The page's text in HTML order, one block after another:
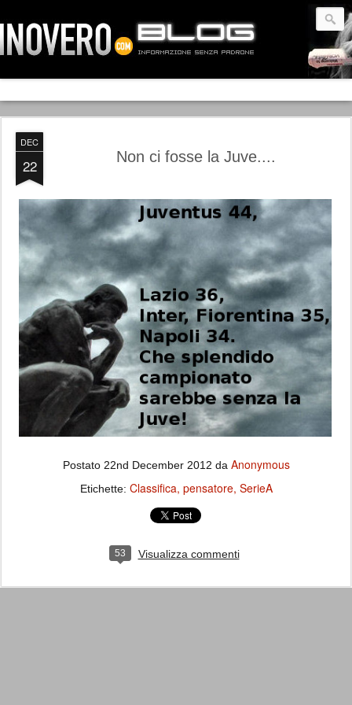
DEC
22 Non ci fosse la Juve....
Postato 22nd December 2012 da Anonymous
Etichette: Classifica pensatore SerieA
53 Visualizza commenti